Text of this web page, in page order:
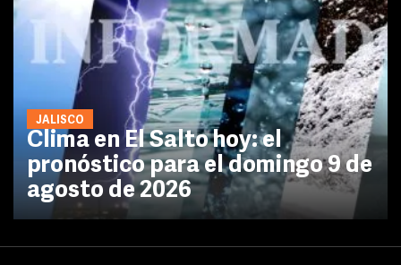
JALISCO
Clima en El Salto hoy: el
pronóstico para el domingo 9 de
agosto de 2026